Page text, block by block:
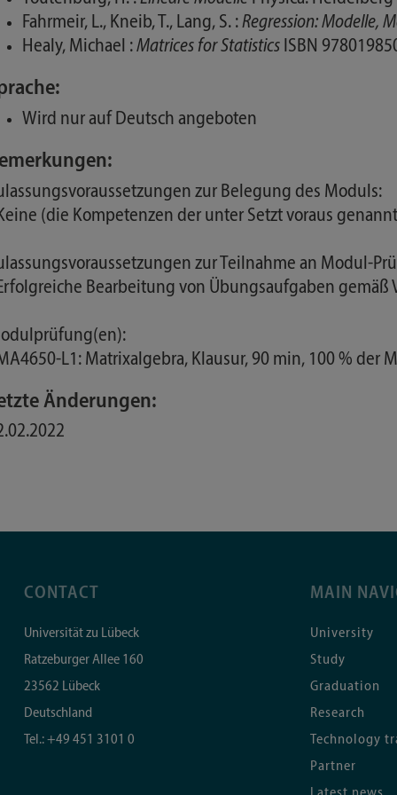
Fahrmeir, L., Kneib, T., Lang, S. :Regression: Modelle,
Healy, Michael :Matrices for Statistics ISBN
Wird nur auf Deutsch angeboten
zur Belegung des Moduls:
(die Kompetenzen der unter Setzt voraus
zur Teilnahme an Modul-
Bearbeitung von Übungsaufgaben gemäß
L1: Matrixalgebra, Klausur, 90 min, 100 % der
Änderungen:
CONTACT
Universität zu Lübeck
Ratzeburger Allee 160
23562 Lübeck
Deutschland
Tel.:+49 451 3101 0
MAIN
University
Study
Graduation
Research
Technology
Partner